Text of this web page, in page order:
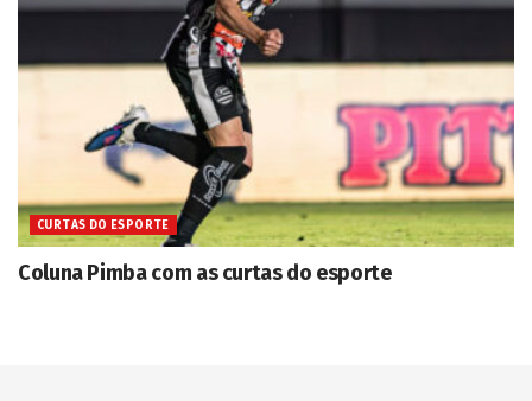
CURTAS DO ESPORTE
Coluna Pimba com as curtas do esporte